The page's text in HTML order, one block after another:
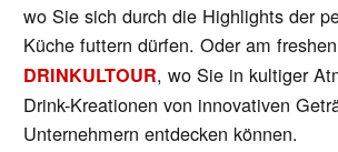
wo Sie sich durch die Highlights der
Küche futtern dürfen. Oder am freshen
DRINKULTOUR, wo Sie in kultiger
Drink-Kreationen von innovativen
Unternehmern entdecken können.